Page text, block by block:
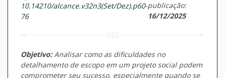
10.14210/alcance.v32n3(Set/Dez).p60-
76
publicação:
16/12/2025
Objetivo:Analisar como as dificuldades no
detalhamento de escopo em um projeto social podem
comprometer seu sucesso, especialmente quando se